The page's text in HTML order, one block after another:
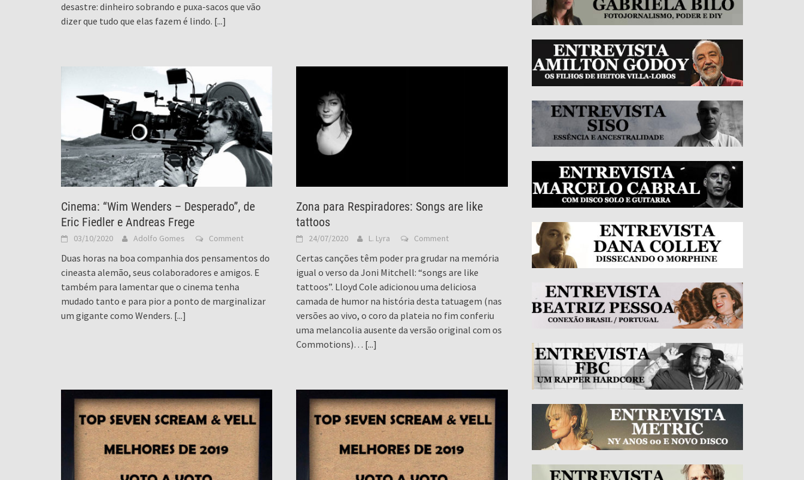
desastre: dinheiro sobrando e puxa-sacos que vão
dizer que tudo que elas fazem é lindo. [...]
Cinema: “Wim Wenders – Desperado”, de
Eric Fiedler e Andreas Frege
03/10/2020 Adolfo Gomes Comment
Duas horas na boa companhia dos pensamentos do
cineasta alemão, seus colaboradores e amigos. E
também para lamentar que o cinema tenha
mudado tanto e para pior a ponto de marginalizar
um gigante como Wenders. [...]
Zona para Respiradores: Songs are like
tattoos
24/07/2020 L. Lyra Comment
Certas canções têm poder pra grudar na memória
igual o verso da Joni Mitchell: “songs are like
tattoos”. Lloyd Cole adicionou uma deliciosa
camada de humor na história desta tatuagem (nas
versões ao vivo, o coro da plateia no fim conferiu
uma melancolia ausente da versão original com os
Commotions)… [...]